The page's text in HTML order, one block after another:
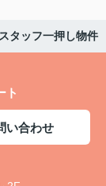
スタッフ一押し物件
ト
い合わせ